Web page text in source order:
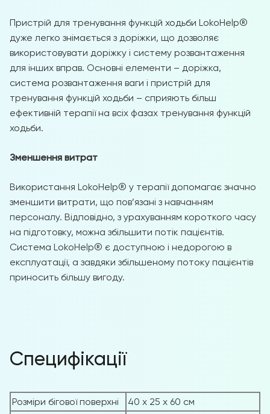
Пристрій для тренування функцій ходьби LokoHelp®
дуже легко знімається з доріжки, що дозволяє
використовувати доріжку і систему розвантаження
для інших вправ. Основні елементи – доріжка,
система розвантаження ваги і пристрій для
тренування функцій ходьби – сприяють більш
ефективній терапії на всіх фазах тренування функцій
ходьби.
Зменшення витрат
Використання LokoHelp® у терапії допомагає значно
зменшити витрати, що пов’язані з навчанням
персоналу. Відповідно, з урахуванням короткого часу
на підготовку, можна збільшити потік пацієнтів.
Система LokoHelp® є доступною і недорогою в
експлуатації, а завдяки збільшеному потоку пацієнтів
приносить більшу вигоду.
Специфікації
Розміри бігової поверхні
40 x 25 x 60 см